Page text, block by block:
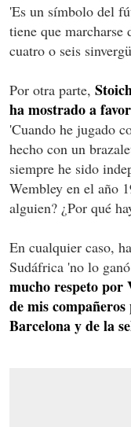
'Es un símbolo del
tiene que
cuatro o seis
Por otra parte,
ha mostrado a
'Cuando he jugado
hecho con un
siempre he sido
Wembley en el año
alguien? ¿Por qué
En cualquier caso,
Sudáfrica 'no lo
mucho respeto por
de mis
Barcelona y de la